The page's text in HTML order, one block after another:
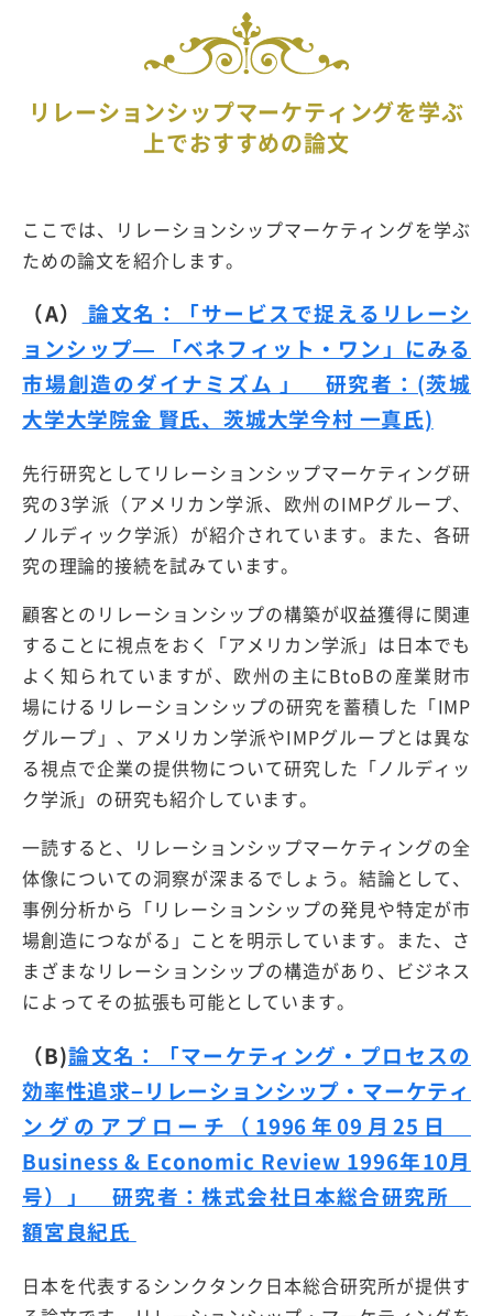
リレーションシップマーケティングを学ぶ
上でおすすめの論文
ここでは、リレーションシップマーケティングを学ぶ
ための論文を紹介します。
（A）
論文名：「サービスで捉えるリレーシ
ョンシップ— 「ベネフィット・ワン」にみる
市場創造のダイナミズム 」 研究者：(茨城
大学大学院金 賢氏、茨城大学今村 一真氏)
先行研究としてリレーションシップマーケティング研
究の3学派（アメリカン学派、欧州のIMPグループ、
ノルディック学派）が紹介されています。また、各研
究の理論的接続を試みています。
顧客とのリレーションシップの構築が収益獲得に関連
することに視点をおく「アメリカン学派」は日本でも
よく知られていますが、欧州の主にBtoBの産業財市
場にけるリレーションシップの研究を蓄積した「IMP
グループ」、アメリカン学派やIMPグループとは異な
る視点で企業の提供物について研究した「ノルディッ
ク学派」の研究も紹介しています。
一読すると、リレーションシップマーケティングの全
体像についての洞察が深まるでしょう。結論として、
事例分析から「リレーションシップの発見や特定が市
場創造につながる」ことを明示しています。また、さ
まざまなリレーションシップの構造があり、ビジネス
によってその拡張も可能としています。
（B)論文名：「マーケティング・プロセスの
効率性追求−リレーションシップ・マーケティ
ングのアプローチ（1996年09月25日
Business & Economic Review 1996年10月
号）」 研究者：株式会社日本総合研究所
額宮良紀氏
日本を代表するシンクタンク日本総合研究所が提供す